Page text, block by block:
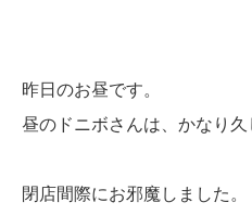
昨日のお昼です。
昼のドニボさんは、かなり久
閉店間際にお邪魔しました。